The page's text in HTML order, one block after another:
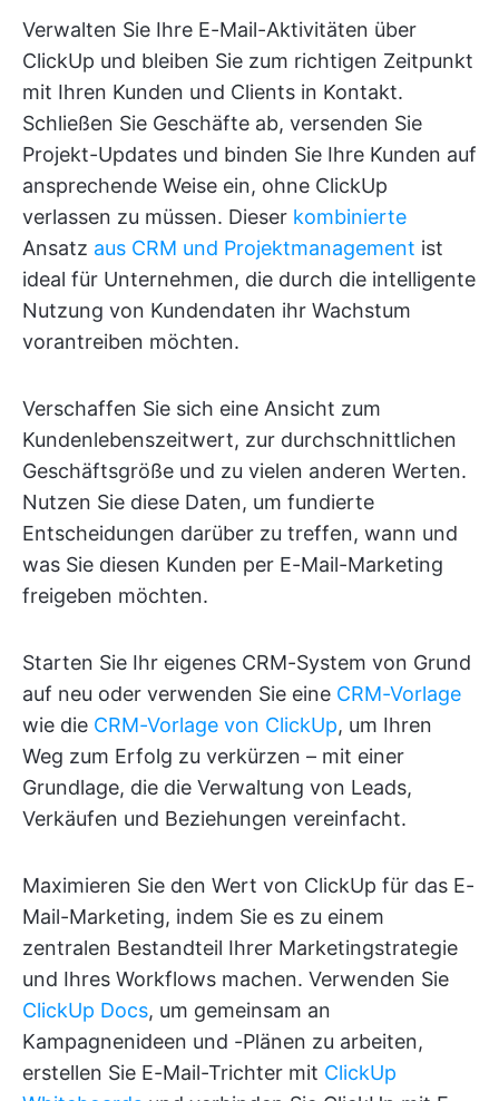
Verwalten Sie Ihre E-Mail-Aktivitäten über
ClickUp und bleiben Sie zum richtigen Zeitpunkt
mit Ihren Kunden und Clients in Kontakt.
Schließen Sie Geschäfte ab, versenden Sie
Projekt-Updates und binden Sie Ihre Kunden auf
ansprechende Weise ein, ohne ClickUp
verlassen zu müssen. Dieser kombinierte
Ansatz aus CRM und Projektmanagement ist
ideal für Unternehmen, die durch die intelligente
Nutzung von Kundendaten ihr Wachstum
vorantreiben möchten.
Verschaffen Sie sich eine Ansicht zum
Kundenlebenszeitwert, zur durchschnittlichen
Geschäftsgröße und zu vielen anderen Werten.
Nutzen Sie diese Daten, um fundierte
Entscheidungen darüber zu treffen, wann und
was Sie diesen Kunden per E-Mail-Marketing
freigeben möchten.
Starten Sie Ihr eigenes CRM-System von Grund
auf neu oder verwenden Sie eine CRM-Vorlage
wie die CRM-Vorlage von ClickUp, um Ihren
Weg zum Erfolg zu verkürzen – mit einer
Grundlage, die die Verwaltung von Leads,
Verkäufen und Beziehungen vereinfacht.
Maximieren Sie den Wert von ClickUp für das E-
Mail-Marketing, indem Sie es zu einem
zentralen Bestandteil Ihrer Marketingstrategie
und Ihres Workflows machen. Verwenden Sie
ClickUp Docs, um gemeinsam an
Kampagnenideen und -Plänen zu arbeiten,
erstellen Sie E-Mail-Trichter mit ClickUp